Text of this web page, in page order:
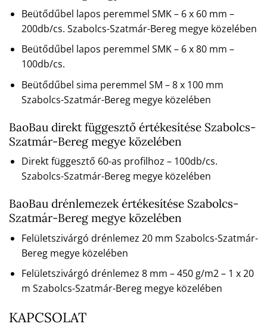
Beütődűbel lapos peremmel SMK – 6 x 60 mm –
200db/cs. Szabolcs-Szatmár-Bereg megye közelében
Beütődűbel lapos peremmel SMK – 6 x 80 mm –
100db/cs.
Beütődűbel sima peremmel SM – 8 x 100 mm
Szabolcs-Szatmár-Bereg megye közelében
BaoBau direkt függesztő értékesítése Szabolcs-
Szatmár-Bereg megye közelében
Direkt függesztő 60-as profilhoz – 100db/cs.
Szabolcs-Szatmár-Bereg megye közelében
BaoBau drénlemezek értékesítése Szabolcs-
Szatmár-Bereg megye közelében
Felületszivárgó drénlemez 20 mm Szabolcs-Szatmár-
Bereg megye közelében
Felületszivárgó drénlemez 8 mm – 450 g/m2 – 1 x 20
m Szabolcs-Szatmár-Bereg megye közelében
KAPCSOLAT